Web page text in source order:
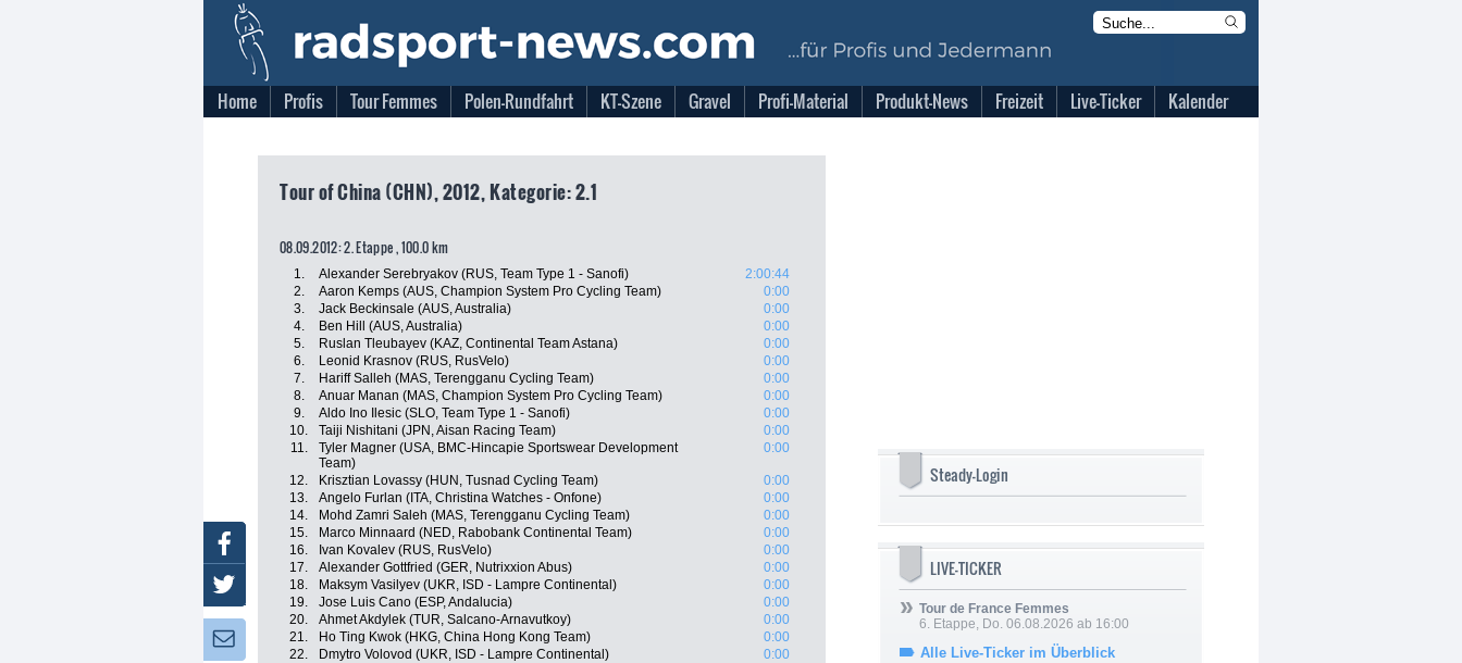
Home Profis Tour Femmes Polen-Rundfahrt KT-Szene Gravel Profi-Material Produkt-News Freizeit Live-Ticker Kalender
Tour of China (CHN), 2012, Kategorie: 2.1
08.09.2012: 2. Etappe , 100.0 km
1. Alexander Serebryakov (RUS, Team Type 1 - Sanofi)
2:00:44
2.
Aaron Kemps (AUS, Champion System Pro Cycling Team)
0:00
3.
Jack Beckinsale (AUS, Australia)
0:00
4.
Ben Hill (AUS, Australia)
0:00
5.
Ruslan Tleubayev (KAZ, Continental Team Astana)
0:00
6.
Leonid Krasnov (RUS, RusVelo)
0:00
7.
Hariff Salleh (MAS, Terengganu Cycling Team)
0:00
8.
Anuar Manan (MAS, Champion System Pro Cycling Team)
0:00
9.
Aldo Ino Ilesic (SLO, Team Type 1 - Sanofi)
0:00
10.
Taiji Nishitani (JPN, Aisan Racing Team)
0:00
11.
Tyler Magner (USA, BMC-Hincapie Sportswear Development
Team)
0:00
12. Krisztian Lovassy (HUN, Tusnad Cycling Team)
0:00
13.
Angelo Furlan (ITA, Christina Watches - Onfone)
0:00
14.
Mohd Zamri Saleh (MAS, Terengganu Cycling Team)
0:00
15.
Marco Minnaard (NED, Rabobank Continental Team)
0:00
16.
Ivan Kovalev (RUS, RusVelo)
0:00
17.
Alexander Gottfried (GER, Nutrixxion Abus)
0:00
18.
Maksym Vasilyev (UKR, ISD - Lampre Continental)
0:00
19.
Jose Luis Cano (ESP, Andalucia)
0:00
20.
Ahmet Akdylek (TUR, Salcano-Arnavutkoy)
0:00
21.
Ho Ting Kwok (HKG, China Hong Kong Team)
0:00
22.
Dmytro Volovod (UKR, ISD - Lampre Continental)
0:00
Steady-Login
LIVE-TICKER
Tour de France Femmes
6. Etappe, Do. 06.08.2026 ab 16:00
Alle Live-Ticker im Überblick
Facebook
Twitter
Newsletter: